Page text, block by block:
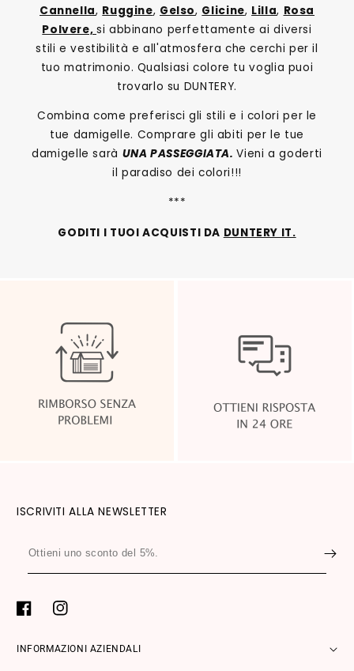
Cannella, Ruggine, Gelso, Glicine, Lilla, Rosa
Polvere, si abbinano perfettamente ai diversi
stili e vestibilità e all'atmosfera che cerchi per il
tuo matrimonio. Qualsiasi colore tu voglia puoi
trovarlo su DUNTERY.
Combina come preferisci gli stili e i colori per le
tue damigelle. Comprare gli abiti per le tue
damigelle sarà UNA PASSEGGIATA.Vieni a goderti
il paradiso dei colori!!!
***
GODITI I TUOI ACQUISTI DA DUNTERY IT.
ISCRIVITI ALLA NEWSLETTER
Ottieni
uno
del
FacebookInstagram
INFORMAZIONI AZIENDALI